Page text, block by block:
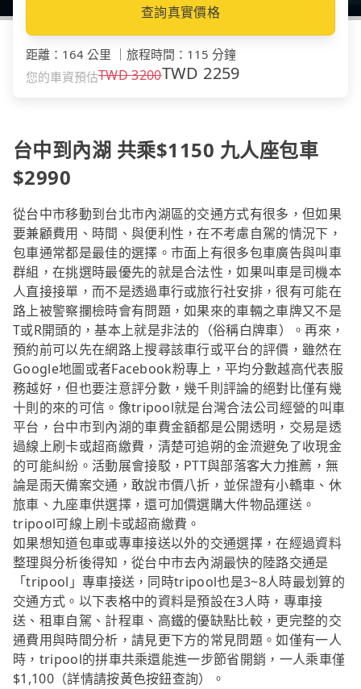
查詢真實價格
距離 ： 164 公里 旅程時間 ： 115 分鐘
您的車資預估TWD3200TWD 2259
台中到內湖 共乘$1150 九人座包車
$2990
從台中市移動到台北市內湖區的交通方式有很多，但如果
要兼顧費用、時間、與便利性，在不考慮自駕的情況下，
包車通常都是最佳的選擇。市面上有很多包車廣告與叫車
群組，在挑選時最優先的就是合法性，如果叫車是司機本
人直接接單，而不是透過車行或旅行社安排，很有可能在
路上被警察攔檢時會有問題，如果來的車輛之車牌又不是
T或R開頭的，基本上就是非法的（俗稱白牌車）。再來，
預約前可以先在網路上搜尋該車行或平台的評價，雖然在
Google地圖或者Facebook粉專上，平均分數越高代表服
務越好，但也要注意評分數，幾千則評論的絕對比僅有幾
十則的來的可信。像tripool就是台灣合法公司經營的叫車
平台，台中市到內湖的車費金額都是公開透明，交易是透
過線上刷卡或超商繳費，清楚可追朔的金流避免了收現金
的可能糾紛。活動展會接駁，PTT與部落客大力推薦，無
論是雨天備案交通，敢說市價八折，並保證有小轎車、休
旅車、九座車供選擇，還可加價選購大件物品運送。
tripool可線上刷卡或超商繳費。
如果想知道包車或專車接送以外的交通選擇，在經過資料
整理與分析後得知，從台中市去內湖最快的陸路交通是
「tripool」專車接送，同時tripool也是3~8人時最划算的
交通方式。以下表格中的資料是預設在3人時，專車接
送、租車自駕、計程車、高鐵的優缺點比較，更完整的交
通費用與時間分析，請見更下方的常見問題。如僅有一人
時，tripool的拼車共乘還能進一步節省開銷，一人乘車僅
$1,100（詳情請按黃色按鈕查詢）。